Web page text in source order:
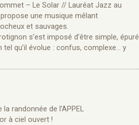
– Le Solar // Lauréat Jazz au
une musique mêlant
et sauvages.
s’est imposé d’être simple, épuré
qu’il évolue : confus, complexe… y
randonnée de l’APPEL
à ciel ouvert !